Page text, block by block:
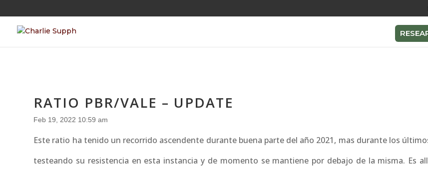
RATIO PBR/VALE – UPDATE
Feb 19, 2022 10:59 am
Este ratio ha tenido un recorrido ascendente durante buena parte del año 2021, mas durante los
testeando su resistencia en esta instancia y de momento se mantiene por debajo de la misma. Es